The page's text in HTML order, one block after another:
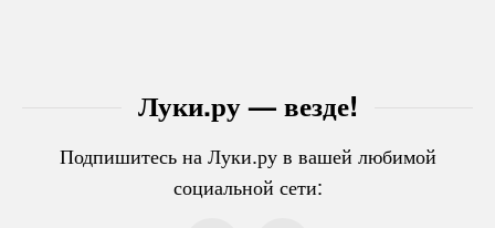
Луки.ру — везде!
Подпишитесь на Луки.ру в вашей любимой
социальной сети: